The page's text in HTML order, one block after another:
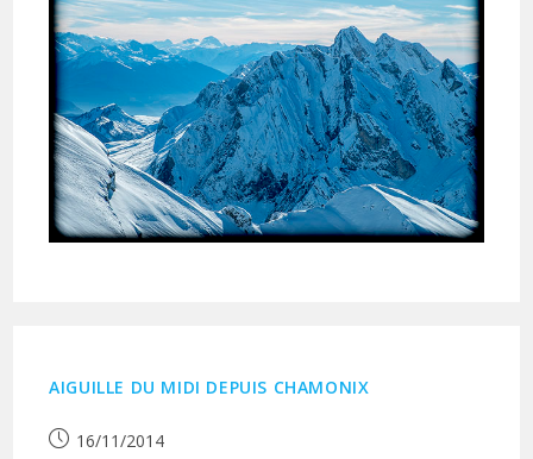
AIGUILLE DU MIDI DEPUIS CHAMONIX
Publication
16/11/2014